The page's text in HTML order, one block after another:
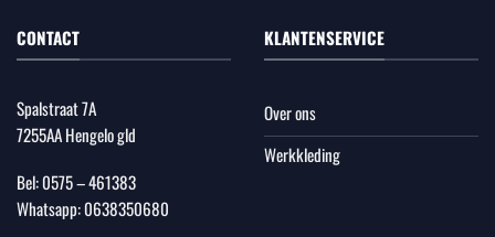
CONTACT
Spalstraat 7A
7255AA Hengelo gld
Bel:0575 – 461383
Whatsapp:0638350680
KLANTENSERVICE
Over ons
Werkkleding